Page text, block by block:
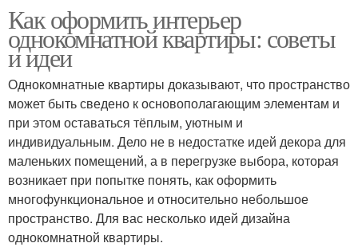
Как оформить интерьер
однокомнатной квартиры: советы
и идеи
Однокомнатные квартиры доказывают, что пространство
может быть сведено к основополагающим элементам и
при этом оставаться тёплым, уютным и
индивидуальным. Дело не в недостатке идей декора для
маленьких помещений, а в перегрузке выбора, которая
возникает при попытке понять, как оформить
многофункциональное и относительно небольшое
пространство. Для вас несколько идей дизайна
однокомнатной квартиры.